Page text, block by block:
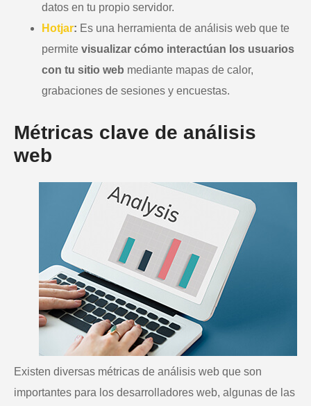
datos en tu propio servidor.
Hotjar: Es una herramienta de análisis web que te
permite visualizar cómo interactúan los usuarios
con tu sitio web mediante mapas de calor,
grabaciones de sesiones y encuestas.
Métricas clave de análisis
web
Existen diversas métricas de análisis web que son
importantes para los desarrolladores web, algunas de las